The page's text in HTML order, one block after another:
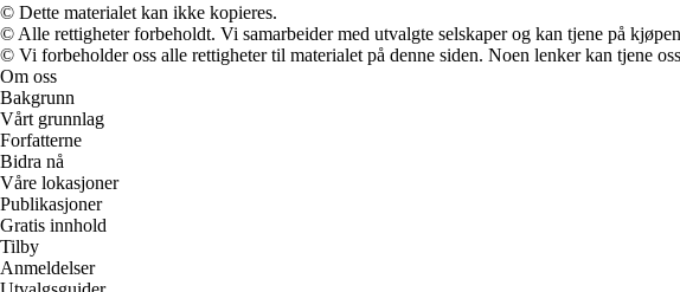
© Dette materialet kan ikke kopieres.
© Alle rettigheter forbeholdt. Vi samarbeider med utvalgte selskaper og kan tjene på
© Vi forbeholder oss alle rettigheter til materialet på denne siden. Noen lenker kan tjene
Om oss
Bakgrunn
Vårt grunnlag
Forfatterne
Bidra nå
Våre lokasjoner
Publikasjoner
Gratis innhold
Tilby
Anmeldelser